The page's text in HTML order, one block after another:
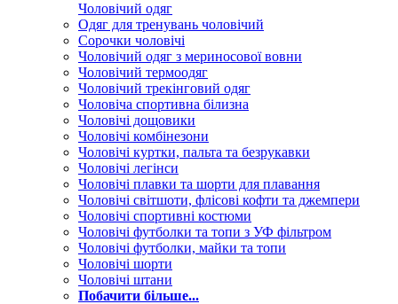
Чоловічий одяг
Одяг для тренувань чоловічий
Сорочки чоловічі
Чоловічий одяг з мериносової вовни
Чоловічий термоодяг
Чоловічий трекінговий одяг
Чоловіча спортивна білизна
Чоловічі дощовики
Чоловічі комбінезони
Чоловічі куртки, пальта та безрукавки
Чоловічі легінси
Чоловічі плавки та шорти для плавання
Чоловічі світшоти, флісові кофти та джемпери
Чоловічі спортивні костюми
Чоловічі футболки та топи з УФ фільтром
Чоловічі футболки, майки та топи
Чоловічі шорти
Чоловічі штани
Побачити більше...